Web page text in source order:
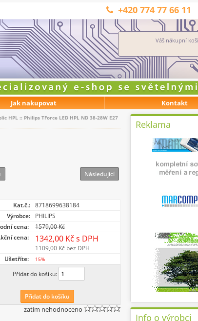
+420 774 77 66 11
Váš nákupní
Jak nakupovat Kontakt
HPL :: Philips TForce LED HPL ND 38-28W E27
Následující
Kat.č.: 8718699638184
Výrobce:
PHILIPS
cena:
1579,00 Kč
cena:
1342,00 Kč s DPH
1109,00 Kč bez DPH
Ušetříte:
15%
Přidat do košíku:
Přidat do košíku
zatím nehodnoceno
Reklama
Info o výrobci